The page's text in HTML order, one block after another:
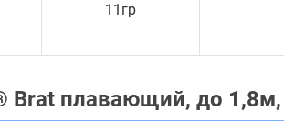
11гр
Brat плавающий, до 1,8м,